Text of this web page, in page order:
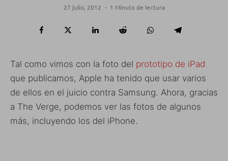
27 julio, 2012 · 1 Minuto de lectura
Tal como vimos con la foto del prototipo de iPad
que publicamos, Apple ha tenido que usar varios
de ellos en el juicio contra Samsung. Ahora, gracias
a The Verge, podemos ver las fotos de algunos
más, incluyendo los del iPhone.